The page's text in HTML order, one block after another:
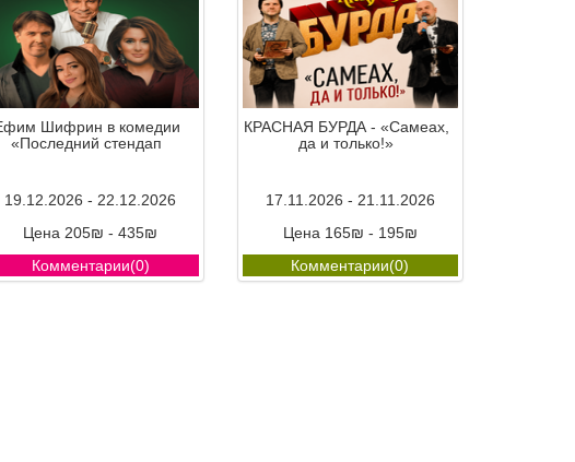
Шифрин в комедии
«Последний стендап
19.12.2026 - 22.12.2026
Цена 205₪ - 435₪
Комментарии(0)
КРАСНАЯ БУРДА - «Самеах,
да и только!»
17.11.2026 - 21.11.2026
Цена 165₪ - 195₪
Комментарии(0)